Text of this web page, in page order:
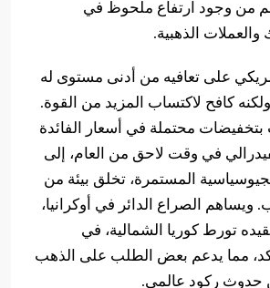
من وجود ارتفاع ملحوظ في
الذهبية.
على تعافيه من أدنى مستوى له
كافح لاكتساب المزيد من القوة.
بتخفيضات محتملة في أسعار الفائدة
في وقت لاحق من العام، إلى
المستمرة، تخلق بيئة من
ويساهم الصراع الدائر في أوكرانيا،
تورط كوريا الشمالية، في
مما يدعم بعض الطلب على الذهب
ركود عالمي.